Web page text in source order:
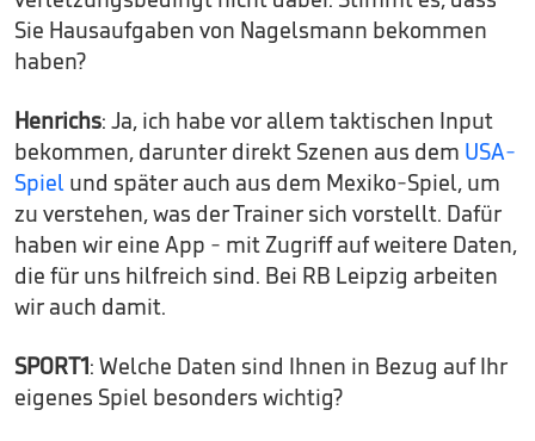
Sie Hausaufgaben von Nagelsmann bekommen
haben?
Henrichs: Ja, ich habe vor allem taktischen Input
bekommen, darunter direkt Szenen aus dem USA-
Spiel und später auch aus dem Mexiko-Spiel, um
zu verstehen, was der Trainer sich vorstellt. Dafür
haben wir eine App - mit Zugriff auf weitere Daten,
die für uns hilfreich sind. Bei RB Leipzig arbeiten
wir auch damit.
SPORT1: Welche Daten sind Ihnen in Bezug auf Ihr
eigenes Spiel besonders wichtig?